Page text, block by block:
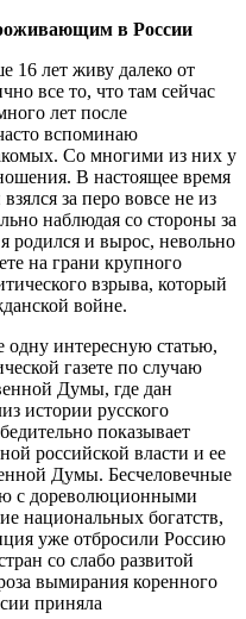
в России
16 лет живу далеко от
все то, что там сейчас
лет после
вспоминаю
Со многими из них у
В настоящее время
за перо вовсе не из
наблюдая со стороны за
родился и вырос, невольно
на грани крупного
взрыва, который
войне.
одну интересную статью,
газете по случаю
Думы, где дан
истории русского
показывает
российской власти и ее
Думы. Бесчеловечные
с дореволюционными
национальных богатств,
уже отбросили Россию
со слабо развитой
вымирания коренного
приняла